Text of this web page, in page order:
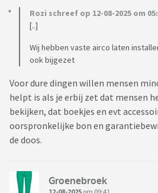
Rozi schreef op 12-08-2025 om
[..]
Wij hebben vaste airco laten
ook bijgezet
Voor dure dingen willen mensen
helpt is als je erbij zet dat mensen
bekijken, dat boekjes en evt
oorspronkelijke bon en
de doos.
Groenebroek